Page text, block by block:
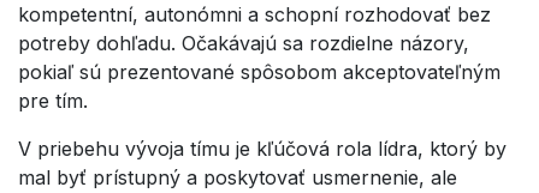
kompetentní, autonómni a schopní rozhodovať bez
potreby dohľadu. Očakávajú sa rozdielne názory,
pokiaľ sú prezentované spôsobom akceptovateľným
pre tím.
V priebehu vývoja tímu je kľúčová rola lídra, ktorý by
mal byť prístupný a poskytovať usmernenie, ale